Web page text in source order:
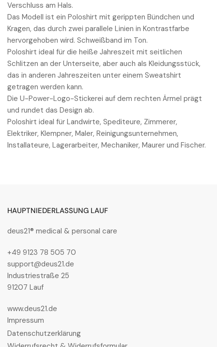
Verschluss am Hals.
Das Modell ist ein Poloshirt mit gerippten Bündchen und
Kragen, das durch zwei parallele Linien in Kontrastfarbe
hervorgehoben wird. Schweißband im Ton.
Poloshirt ideal für die heiße Jahreszeit mit seitlichen
Schlitzen an der Unterseite, aber auch als Kleidungsstück,
das in anderen Jahreszeiten unter einem Sweatshirt
getragen werden kann.
Die U-Power-Logo-Stickerei auf dem rechten Ärmel prägt
und rundet das Design ab.
Poloshirt ideal für Landwirte, Spediteure, Zimmerer,
Elektriker, Klempner, Maler, Reinigungsunternehmen,
Installateure, Lagerarbeiter, Mechaniker, Maurer und Fischer.
HAUPTNIEDERLASSUNG LAUF
deus21® medical & personal care
+49 9123 78 505 70
support@deus21.de
Industriestraße 25
91207 Lauf
www.deus21.de
Impressum
Datenschutzerklärung